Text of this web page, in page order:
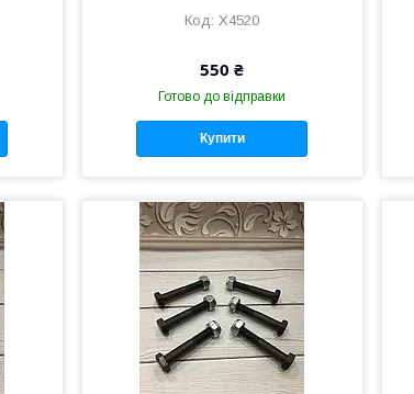
X4520
550 ₴
Готово до відправки
Купити